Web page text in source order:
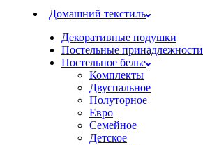
Домашний текстиль
Декоративные подушки
Постельные принадлежности
Постельное белье
Комплекты
Двуспальное
Полуторное
Евро
Семейное
Детское